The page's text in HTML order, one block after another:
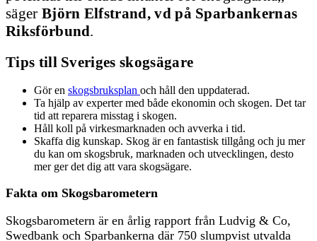
säger Björn Elfstrand, vd på Sparbankernas
Riksförbund.
Tips till Sveriges skogsägare
Gör en skogsbruksplan och håll den uppdaterad.
Ta hjälp av experter med både ekonomin och skogen. Det tar
tid att reparera misstag i skogen.
Håll koll på virkesmarknaden och avverka i tid.
Skaffa dig kunskap. Skog är en fantastisk tillgång och ju mer
du kan om skogsbruk, marknaden och utvecklingen, desto
mer ger det dig att vara skogsägare.
Fakta om Skogsbarometern
Skogsbarometern är en årlig rapport från Ludvig & Co,
Swedbank och Sparbankerna där 750 slumpvist utvalda